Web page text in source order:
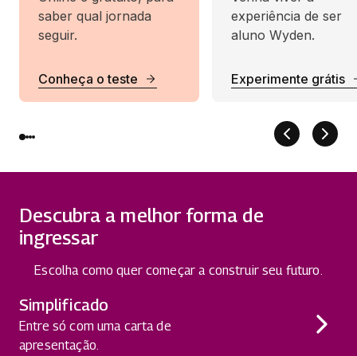
saber qual jornada
seguir.
Conheça o teste
experiência de ser
aluno Wyden.
Experimente grátis
Descubra a melhor forma de
ingressar
Escolha como quer começar a construir seu futuro.
Simplificado
Entre só com uma carta de
apresentação.